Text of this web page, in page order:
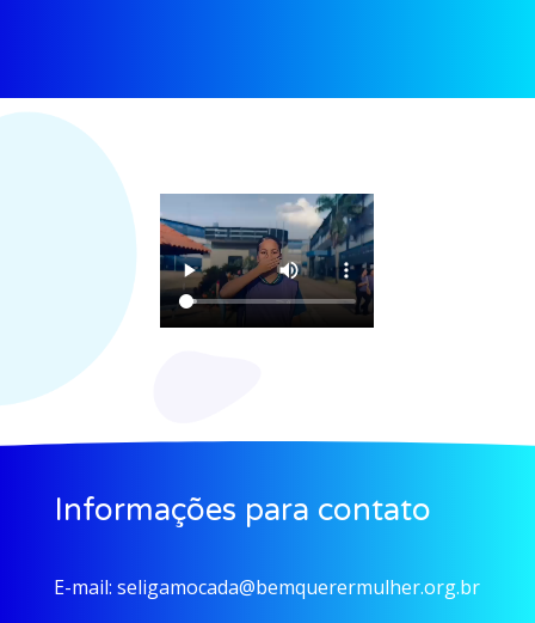
Informações para contato
E-mail: seligamocada@bemquerermulher.org.br